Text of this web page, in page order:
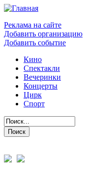
Реклама на сайте
Добавить организацию
Добавить событие
Кино
Спектакли
Вечеринки
Концерты
Цирк
Спорт